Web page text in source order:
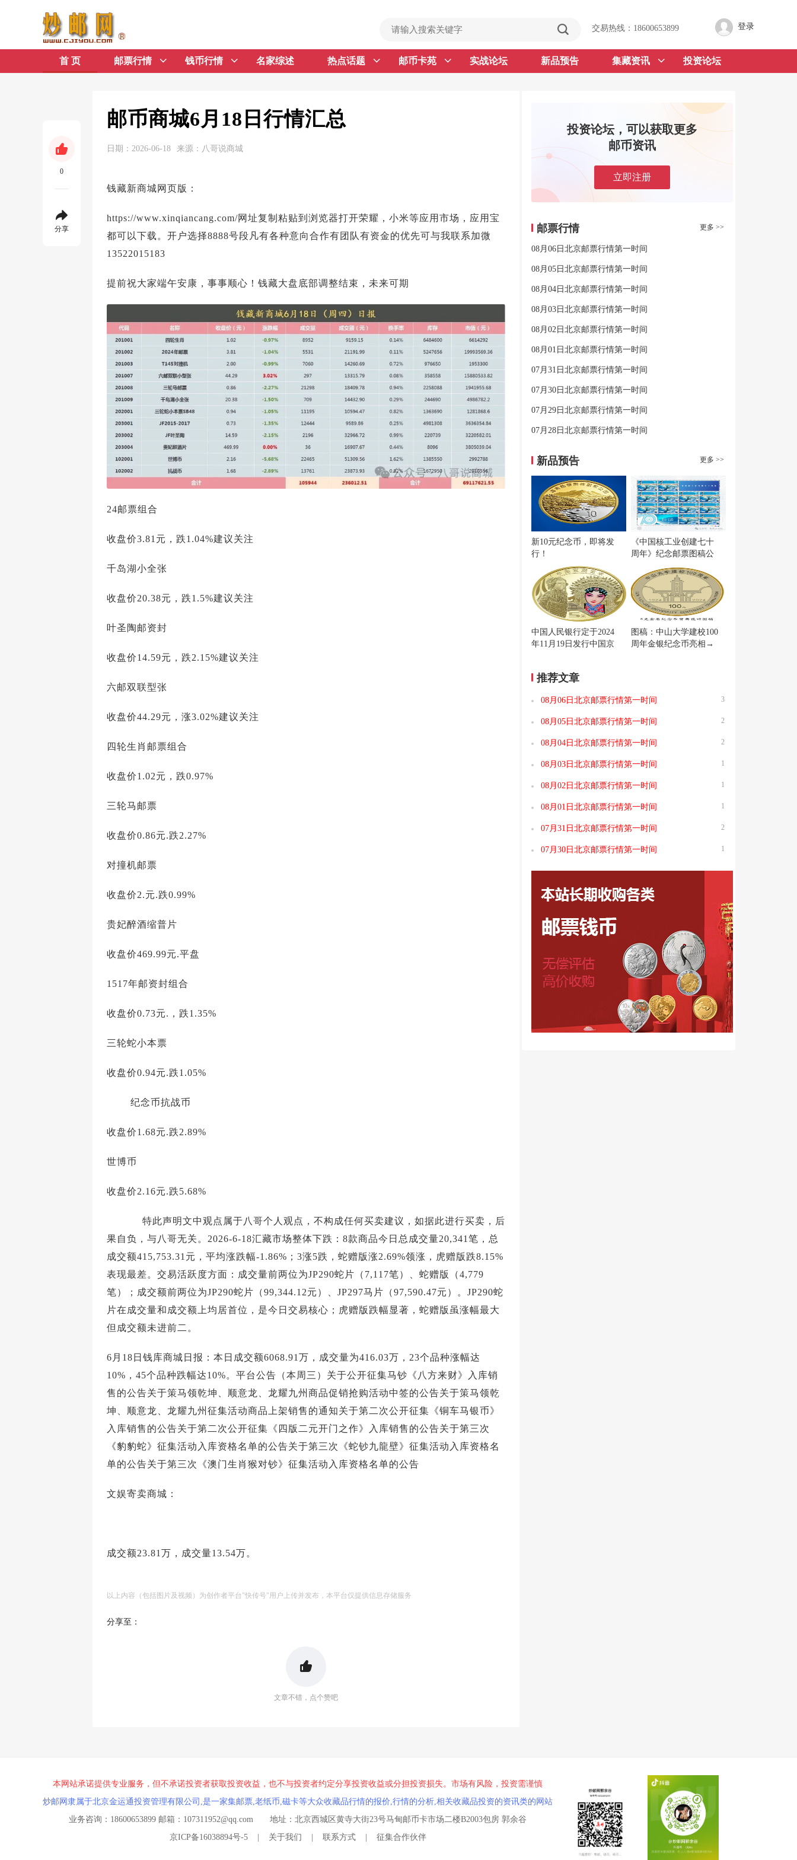
登录
交易热线：18600653899
首 页
新品预告
投资论坛
首 页 邮票行情 钱币行情 名家综述 热点话题 邮币卡苑 实战论坛 新品预告 集藏资讯 投资论坛
0
分享
邮币商城6月18日行情汇总
日期：2026-06-18 来源：八哥说商城
钱藏新商城网页版：
https://www.xinqiancang.com/网址复制粘贴到浏览器打开荣耀，小米等应用市场，应用宝
都可以下载。开户选择8888号段凡有各种意向合作有团队有资金的优先可与我联系加微
13522015183
提前祝大家端午安康，事事顺心！钱藏大盘底部调整结束，未来可期
24邮票组合
收盘价3.81元，跌1.04%建议关注
千岛湖小全张
收盘价20.38元，跌1.5%建议关注
叶圣陶邮资封
收盘价14.59元，跌2.15%建议关注
六邮双联型张
收盘价44.29元，涨3.02%建议关注
四轮生肖邮票组合
收盘价1.02元，跌0.97%
三轮马邮票
收盘价0.86元.跌2.27%
对撞机邮票
收盘价2.元.跌0.99%
贵妃醉酒缩普片
收盘价469.99元.平盘
1517年邮资封组合
收盘价0.73元.，跌1.35%
三轮蛇小本票
收盘价0.94元.跌1.05%
纪念币抗战币
收盘价1.68元.跌2.89%
世博币
收盘价2.16元.跌5.68%
特此声明文中观点属于八哥个人观点，不构成任何买卖建议，如据此进行买卖，后
果自负，与八哥无关。2026-6-18汇藏市场整体下跌：8款商品今日总成交量20,341笔，总
成交额415,753.31元，平均涨跌幅-1.86%；3涨5跌，蛇赠版涨2.69%领涨，虎赠版跌8.15%
表现最差。交易活跃度方面：成交量前两位为JP290蛇片（7,117笔）、蛇赠版（4,779
笔）；成交额前两位为JP290蛇片（99,344.12元）、JP297马片（97,590.47元）。JP290蛇
片在成交量和成交额上均居首位，是今日交易核心；虎赠版跌幅显著，蛇赠版虽涨幅最大
但成交额未进前二。
6月18日钱库商城日报：本日成交额6068.91万，成交量为416.03万，23个品种涨幅达
10%，45个品种跌幅达10%。平台公告（本周三）关于公开征集马钞《八方来财》入库销
售的公告关于策马领乾坤、顺意龙、龙耀九州商品促销抢购活动中签的公告关于策马领乾
坤、顺意龙、龙耀九州征集活动商品上架销售的通知关于第二次公开征集《铜车马银币》
入库销售的公告关于第二次公开征集《四版二元开门之作》入库销售的公告关于第三次
《豹豹蛇》征集活动入库资格名单的公告关于第三次《蛇钞九龍壁》征集活动入库资格名
单的公告关于第三次《澳门生肖猴对钞》征集活动入库资格名单的公告
文娱寄卖商城：
成交额23.81万，成交量13.54万。
以上内容（包括图片及视频）为创作者平台"快传号"用户上传并发布，本平台仅提供信息存储服务
分享至：
文章不错，点个赞吧
投资论坛，可以获取更多
邮币资讯
立即注册
邮票行情 更多 >>
08月06日北京邮票行情第一时间
08月05日北京邮票行情第一时间
08月04日北京邮票行情第一时间
08月03日北京邮票行情第一时间
08月02日北京邮票行情第一时间
08月01日北京邮票行情第一时间
07月31日北京邮票行情第一时间
07月30日北京邮票行情第一时间
07月29日北京邮票行情第一时间
07月28日北京邮票行情第一时间
新品预告 更多 >>
新10元纪念币，即将发
行！
《中国核工业创建七十
周年》纪念邮票图稿公
中国人民银行定于2024
年11月19日发行中国京
图稿：中山大学建校100
周年金银纪念币亮相→
推荐文章
08月06日北京邮票行情第一时间 3
08月05日北京邮票行情第一时间 2
08月04日北京邮票行情第一时间 2
08月03日北京邮票行情第一时间 1
08月02日北京邮票行情第一时间 1
08月01日北京邮票行情第一时间 1
07月31日北京邮票行情第一时间 2
07月30日北京邮票行情第一时间 1
本网站承诺提供专业服务，但不承诺投资者获取投资收益，也不与投资者约定分享投资收益或分担投资损失。市场有风险，投资需谨慎
炒邮网隶属于北京金运通投资管理有限公司,是一家集邮票,老纸币,磁卡等大众收藏品行情的报价,行情的分析,相关收藏品投资的资讯类的网站
业务咨询：18600653899 邮箱：107311952@qq.com 地址：北京西城区黄寺大街23号马甸邮币卡市场二楼B2003包房 郭余谷
京ICP备16038894号-5
| 关于我们 | 联系方式 | 征集合作伙伴